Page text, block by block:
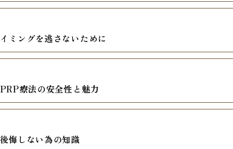
ミングを逃さないために
療法の安全性と魅力
悔しない為の知識